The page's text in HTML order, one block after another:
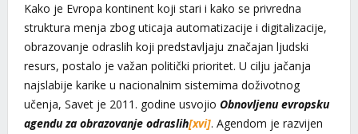
Kako je Evropa kontinent koji stari i kako se privredna
struktura menja zbog uticaja automatizacije i digitalizacije,
obrazovanje odraslih koji predstavljaju značajan ljudski
resurs, postalo je važan politički prioritet. U cilju jačanja
najslabije karike u nacionalnim sistemima doživotnog
učenja, Savet je 2011. godine usvojio Obnovljenu evropsku
agendu za obrazovanje odraslih[xvi]. Agendom je razvijen